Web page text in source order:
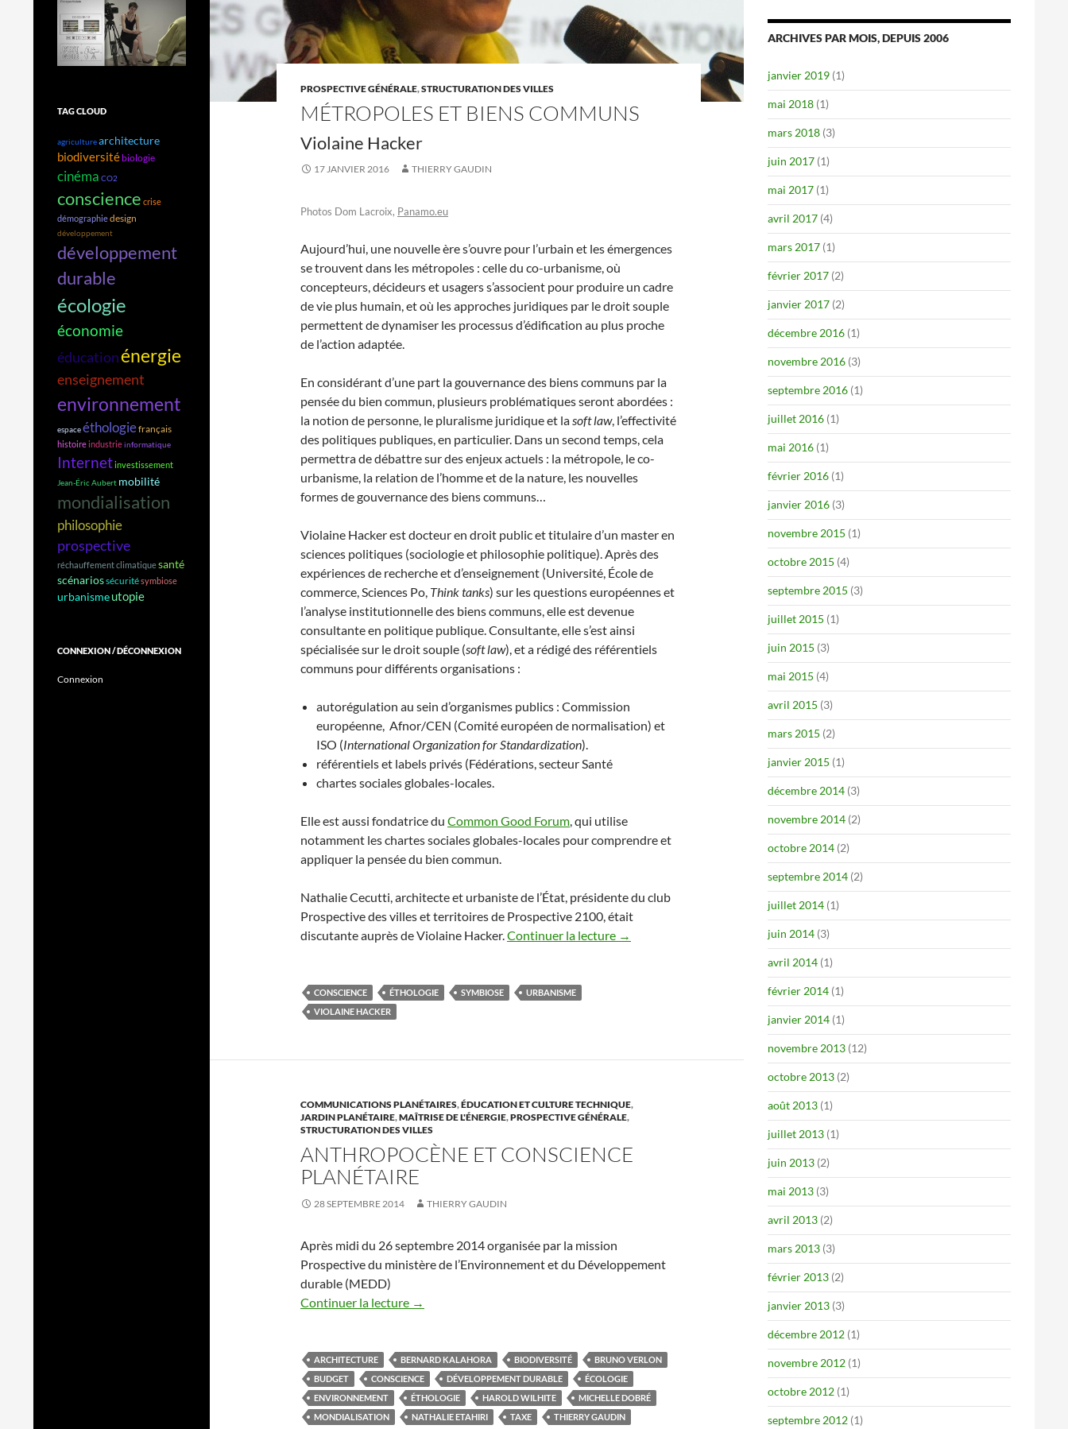
PROSPECTIVE GÉNÉRALE,STRUCTURATION DES VILLES
MÉTROPOLES ET BIENS COMMUNS
Violaine Hacker
17 JANVIER 2016 THIERRY GAUDIN
Photos Dom Lacroix, Panamo.eu
Aujourd’hui, une nouvelle ère s’ouvre pour l’urbain et les émergences
se trouvent dans les métropoles : celle du co-urbanisme, où
concepteurs, décideurs et usagers s’associent pour produire un cadre
de vie plus humain, et où les approches juridiques par le droit souple
permettent de dynamiser les processus d’édification au plus proche
de l’action adaptée.
En considérant d’une part la gouvernance des biens communs par la
pensée du bien commun, plusieurs problématiques seront abordées :
la notion de personne, le pluralisme juridique et lasoft law, l’effectivité
des politiques publiques, en particulier. Dans un second temps, cela
permettra de débattre sur des enjeux actuels : la métropole, le co-
urbanisme, la relation de l’homme et de la nature, les nouvelles
formes de gouvernance des biens communs…
Violaine Hacker est docteur en droit public et titulaire d’un master en
sciences politiques (sociologie et philosophie politique). Après des
expériences de recherche et d’enseignement (Université, École de
commerce, Sciences Po, Think tanks) sur les questions européennes et
l’analyse institutionnelle des biens communs, elle est devenue
consultante en politique publique. Consultante, elle s’est ainsi
spécialisée sur le droit souple (soft law), et a rédigé des référentiels
communs pour différents organisations :
autorégulation au sein d’organismes publics : Commission
européenne, Afnor/CEN (Comité européen de normalisation) et
ISO (International Organization for Standardization).
référentiels et labels privés (Fédérations, secteur Santé
chartes sociales globales-locales.
Elle est aussi fondatrice du Common Good Forum, qui utilise
notamment les chartes sociales globales-locales pour comprendre et
appliquer la pensée du bien commun.
Nathalie Cecutti, architecte et urbaniste de l’État, présidente du club
Prospective des villes et territoires de Prospective 2100, était
discutante auprès de Violaine Hacker.Continuer la lecture →
CONSCIENCE ÉTHOLOGIE SYMBIOSE
URBANISME
VIOLAINE HACKER
COMMUNICATIONS PLANÉTAIRES,ÉDUCATION ET CULTURE TECHNIQUE,
JARDIN PLANÉTAIRE,MAÎTRISE DE L'ÉNERGIE,PROSPECTIVE GÉNÉRALE,
STRUCTURATION DES VILLES
ANTHROPOCÈNE ET CONSCIENCE
PLANÉTAIRE
28 SEPTEMBRE 2014 THIERRY GAUDIN
Après midi du 26 septembre 2014 organisée par la mission
Prospective du ministère de l’Environnement et du Développement
durable (MEDD)
Continuer la lecture →
ARCHITECTURE BERNARD KALAHORA BIODIVERSITÉ
BRUNO VERLON
BUDGET
CONSCIENCE DÉVELOPPEMENT DURABLE
ÉCOLOGIE
ENVIRONNEMENT
ÉTHOLOGIE HAROLD WILHITE
MICHELLE DOBRÉ
MONDIALISATION
NATHALIE ETAHIRI TAXE THIERRY GAUDIN
ARCHIVES PAR MOIS, DEPUIS 2006
janvier 2019 (1)
mai 2018 (1)
mars 2018 (3)
juin 2017 (1)
mai 2017 (1)
avril 2017 (4)
mars 2017 (1)
février 2017 (2)
janvier 2017 (2)
décembre 2016 (1)
novembre 2016 (3)
septembre 2016 (1)
juillet 2016 (1)
mai 2016 (1)
février 2016 (1)
janvier 2016 (3)
novembre 2015 (1)
octobre 2015 (4)
septembre 2015 (3)
juillet 2015 (1)
juin 2015 (3)
mai 2015 (4)
avril 2015 (3)
mars 2015 (2)
janvier 2015 (1)
décembre 2014 (3)
novembre 2014 (2)
octobre 2014 (2)
septembre 2014 (2)
juillet 2014 (1)
juin 2014 (3)
avril 2014 (1)
février 2014 (1)
janvier 2014 (1)
novembre 2013 (12)
octobre 2013 (2)
août 2013 (1)
juillet 2013 (1)
juin 2013 (2)
mai 2013 (3)
avril 2013 (2)
mars 2013 (3)
février 2013 (2)
janvier 2013 (3)
décembre 2012 (1)
novembre 2012 (1)
octobre 2012 (1)
septembre 2012 (1)
TAG CLOUD
agriculturearchitecture
biodiversitébiologie
cinéma CO2
conscience crise
démographiedesign
développement
développement
durable
écologie
économie
éducationénergie
enseignement
environnement
espaceéthologiefrançais
histoireindustrieinformatique
Internetinvestissement
Jean-Éric Aubert mobilité
mondialisation
philosophie
prospective
réchauffement climatiquesanté
scénariossécuritésymbiose
urbanismeutopie
CONNEXION / DÉCONNEXION
Connexion